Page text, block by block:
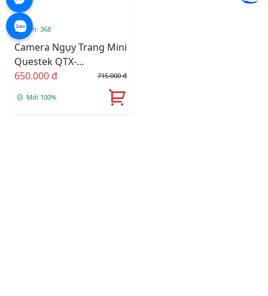
Đã bán: 368
Camera Ngụy Trang Mini
Questek QTX-
510AHD Siêu Nét 1.3
650.000 đ 715.000 đ
Mới 100%